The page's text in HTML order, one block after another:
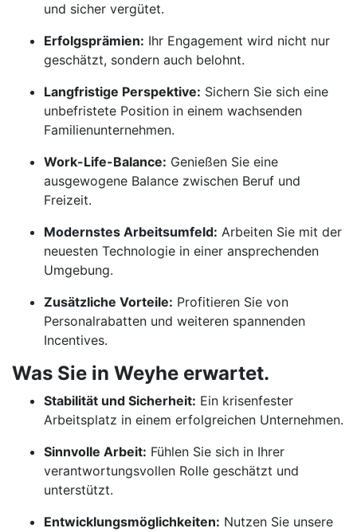
und sicher vergütet.
Erfolgsprämien: Ihr Engagement wird nicht nur
geschätzt, sondern auch belohnt.
Langfristige Perspektive: Sichern Sie sich eine
unbefristete Position in einem wachsenden
Familienunternehmen.
Work-Life-Balance: Genießen Sie eine
ausgewogene Balance zwischen Beruf und
Freizeit.
Modernstes Arbeitsumfeld: Arbeiten Sie mit der
neuesten Technologie in einer ansprechenden
Umgebung.
Zusätzliche Vorteile: Profitieren Sie von
Personalrabatten und weiteren spannenden
Incentives.
Was Sie in Weyhe erwartet.
Stabilität und Sicherheit: Ein krisenfester
Arbeitsplatz in einem erfolgreichen Unternehmen.
Sinnvolle Arbeit: Fühlen Sie sich in Ihrer
verantwortungsvollen Rolle geschätzt und
unterstützt.
Entwicklungsmöglichkeiten: Nutzen Sie unsere